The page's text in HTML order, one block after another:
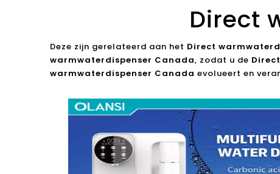
Direct
Deze zijn gerelateerd aan het Direct
warmwaterdispenser Canada, zodat u de
warmwaterdispenser Canada evolueert en